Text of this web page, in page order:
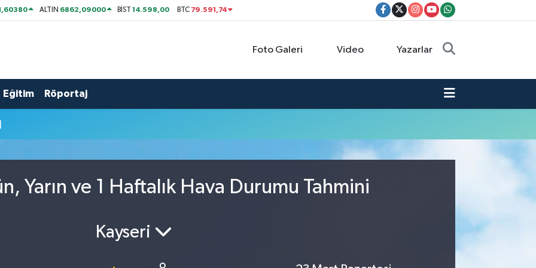
ALTIN 6862,09000 BİST14.598,00 BTC 79.591,74
Foto Galeri Video Yazarlar
Eğitim Röportaj
Yarın ve 1 Haftalık Hava Durumu Tahmini
Kayseri